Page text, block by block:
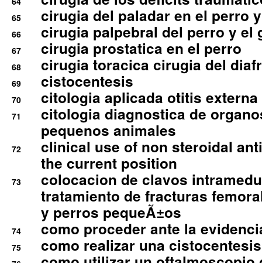
65 cirugia del paladar en el perro
66 cirugia palpebral del perro y el
67 cirugia prostatica en el perro
68 cirugia toracica cirugia del
69 cistocentesis
70 citologia aplicada otitis externa
71
citologia diagnostica de
pequenos animales
72
clinical use of non steroidal
the current position
73
colocacion de clavos
tratamiento de fracturas
y perros pequeÃ±os
74 como proceder ante la
75 como realizar una